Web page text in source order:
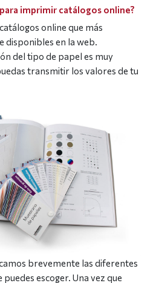
imprimir catálogos online?
online que más
disponibles en la web.
del tipo de papel es muy
transmitir los valores de tu
brevemente las diferentes
escoger. Una vez que